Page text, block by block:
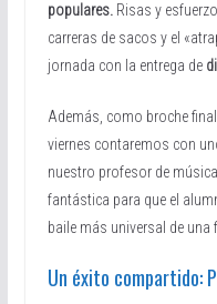
populares.Risas y
carreras de sacos y el
jornada con la entrega de
Además, como broche
viernes contaremos con
nuestro profesor de
fantástica para que el
baile más universal de
Un éxito compartido: